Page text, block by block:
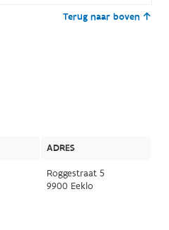
Terug naar boven
ADRES
Roggestraat 5
9900 Eeklo